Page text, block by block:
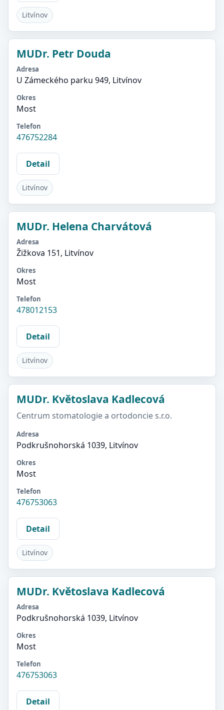
Litvínov
MUDr. Petr Douda
Adresa
U Zámeckého parku 949, Litvínov
Okres
Most
Telefon
476752284
Detail
Litvínov
MUDr. Helena Charvátová
Adresa
Žižkova 151, Litvínov
Okres
Most
Telefon
478012153
Detail
Litvínov
MUDr. Květoslava Kadlecová
Centrum stomatologie a ortodoncie s.r.o.
Adresa
Podkrušnohorská 1039, Litvínov
Okres
Most
Telefon
476753063
Detail
Litvínov
MUDr. Květoslava Kadlecová
Adresa
Podkrušnohorská 1039, Litvínov
Okres
Most
Telefon
476753063
Detail